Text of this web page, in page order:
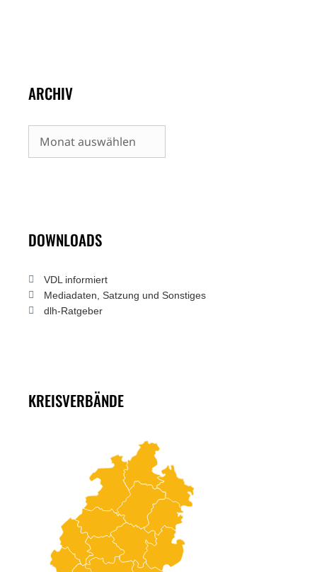
ARCHIV
Archiv
DOWNLOADS
VDL informiert
Mediadaten, Satzung und Sonstiges
dlh-Ratgeber
KREISVERBÄNDE